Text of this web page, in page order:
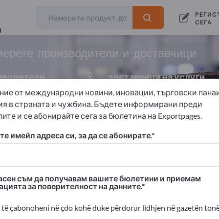
СЕГА
производители и доставчици
доставчици на услуги
5
157
производители
148
контакти >> започнете оттук
и продуктите ви на Exportpages.
публикувайте тук
от международни новини, иновации, търговски
в страната и чужбина. Бъдете информирани преди
и се абонирайте сега за бюлетина на Exportpages.
имейл адреса си, за да се абонирате.
съм да получавам вашите бюлетини и приемам
за поверителност на данните.
të çabonoheni në çdo kohë duke përdorur lidhjen në gazetën